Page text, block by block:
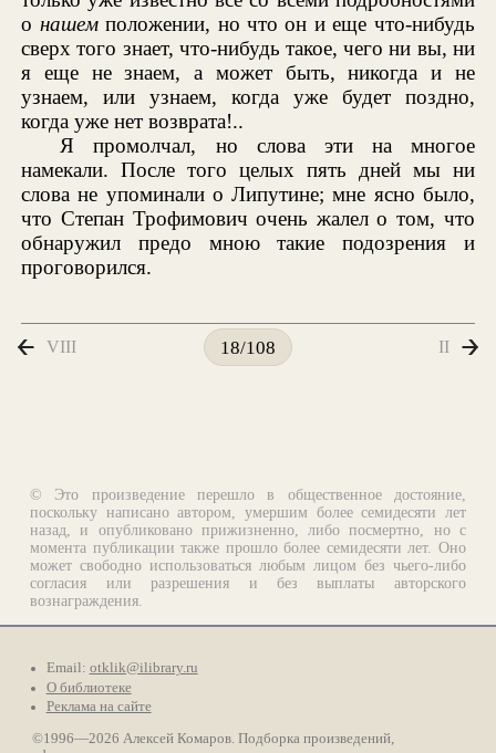
о нашемположении, но что он и еще что-нибудь
сверх того знает, что-нибудь такое, чего ни вы, ни
я еще не знаем, а может быть, никогда и не
узнаем, или узнаем, когда уже будет поздно,
когда уже нет возврата!..
Я промолчал, но слова эти на многое
намекали. После того целых пять дней мы ни
слова не упоминали о Липутине; мне ясно было,
что Степан Трофимович очень жалел о том, что
обнаружил предо мною такие подозрения и
проговорился.
VIII 18/108 II
© Это произведение перешло в общественное достояние,
поскольку написано автором, умершим более семидесяти лет
назад, и опубликовано прижизненно, либо посмертно, но с
момента публикации также прошло более семидесяти лет. Оно
может свободно использоваться любым лицом без чьего-либо
согласия или разрешения и без выплаты авторского
вознаграждения.
Email: otklik@ilibrary.ru
О библиотеке
Реклама на сайте
©1996—2026 Алексей Комаров. Подборка произведений,